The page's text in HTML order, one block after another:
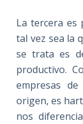
La tercera es
tal vez sea la
se trata es
productivo.
empresas
origen, es
nos